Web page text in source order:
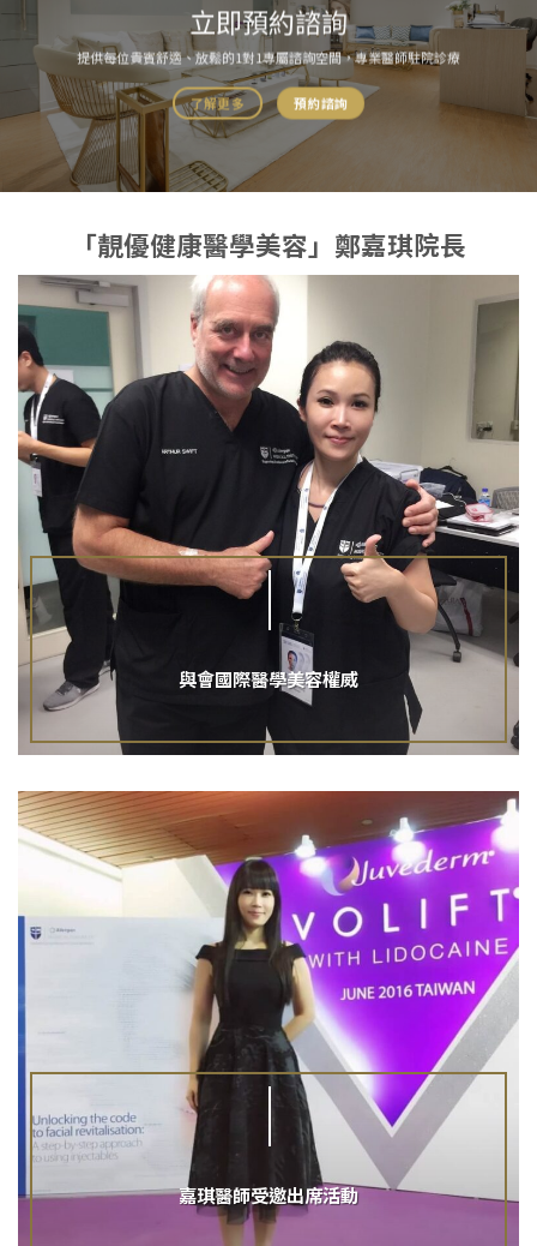
立即預約諮詢
提供每位貴賓舒適、放鬆的1對1專屬諮詢空間，專業醫師駐院診療
了解更多 預約諮詢
「靚優健康醫學美容」鄭嘉琪院長
與會國際醫學美容權威
嘉琪醫師受邀出席活動